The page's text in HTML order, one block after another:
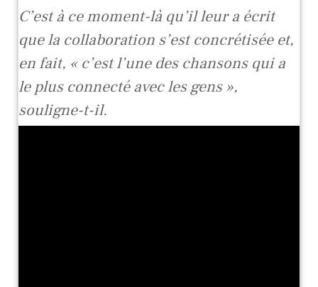
C’est à ce moment-là qu’il leur a écrit
que la collaboration s’est concrétisée et,
en fait, « c’est l’une des chansons qui a
le plus connecté avec les gens »,
souligne-t-il.